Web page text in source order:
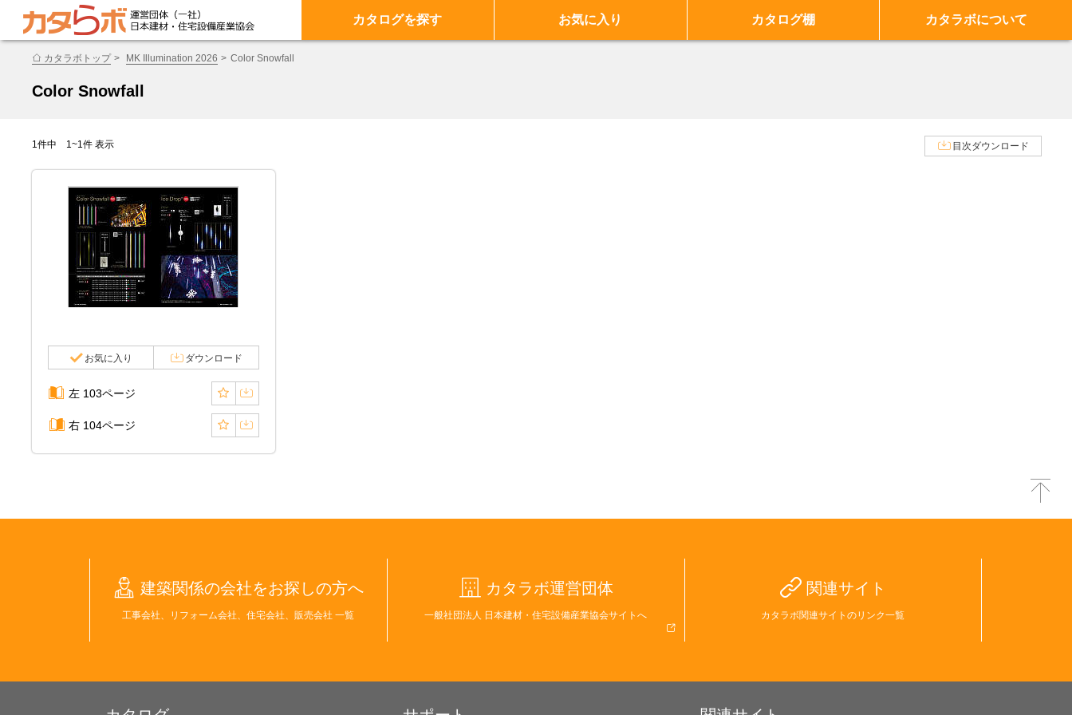
カタログを探す お気に入り カタログ棚 カタラボについて
カタラボトップ MK Illumination 2026 Color Snowfall
Color Snowfall
1件中 1~1件 表示 目次ダウンロード
お気に入り ダウンロード
左 103ページ
右 104ページ
建築関係の会社をお探しの方へ
工事会社、リフォーム会社、住宅会社、販売会社 一覧
カタラボ運営団体
一般社団法人 日本建材・住宅設備産業協会サイトへ
関連サイト
カタラボ関連サイトのリンク一覧